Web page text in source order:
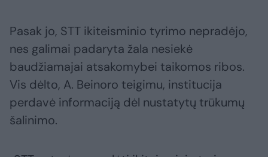
Pasak jo, STT ikiteisminio tyrimo nepradėjo,
nes galimai padaryta žala nesiekė
baudžiamajai atsakomybei taikomos ribos.
Vis dėlto, A. Beinoro teigimu, institucija
perdavė informaciją dėl nustatytų trūkumų
šalinimo.